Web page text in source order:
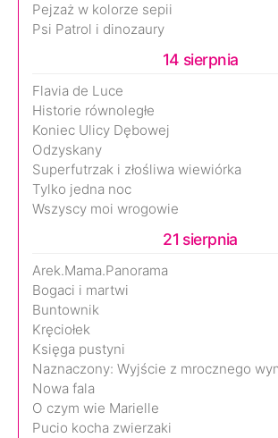
Pejzaż w kolorze sepii
Psi Patrol i dinozaury
14 sierpnia
Flavia de Luce
Historie równoległe
Koniec Ulicy Dębowej
Odzyskany
Superfutrzak i złośliwa wiewiórka
Tylko jedna noc
Wszyscy moi wrogowie
21 sierpnia
Arek.Mama.Panorama
Bogaci i martwi
Buntownik
Kręciołek
Księga pustyni
Naznaczony: Wyjście z mrocznego
Nowa fala
O czym wie Marielle
Pucio kocha zwierzaki